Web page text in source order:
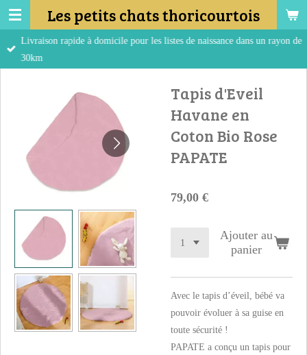
Passer
au
contenu
Les petits chats thoricourtois
Livraison rapide à domicile pour les listes de naissance dans un rayon de
30km
Tapis d'Eveil
Havane en
Coton Bio Rose
PAPATE
79,00 €
Ajouter au
panier
Avec le tapis d’éveil, bébé va
pouvoir évoluer à sa guise en
toute sécurité !
PAPATE a conçu un tapis pour